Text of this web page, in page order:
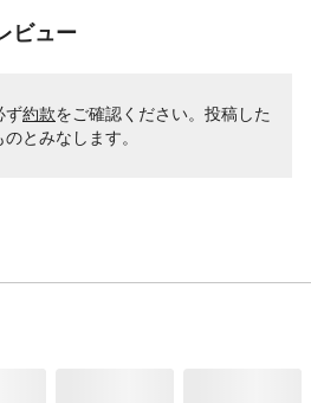
ビュー
ず約款をご確認ください。投稿した
とみなします。